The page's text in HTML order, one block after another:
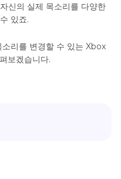
신의 실제 목소리를 다양한
있죠.
리를 변경할 수 있는 Xbox
보겠습니다.